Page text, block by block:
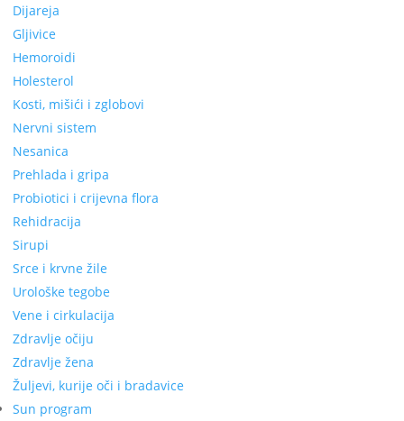
Dijareja
Gljivice
Hemoroidi
Holesterol
Kosti, mišići i zglobovi
Nervni sistem
Nesanica
Prehlada i gripa
Probiotici i crijevna flora
Rehidracija
Sirupi
Srce i krvne žile
Urološke tegobe
Vene i cirkulacija
Zdravlje očiju
Zdravlje žena
Žuljevi, kurije oči i bradavice
Sun program